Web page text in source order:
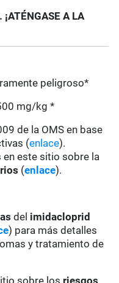
. ¡ATÉNGASE A LA
peligroso*
mg/kg *
de la OMS en base
(enlace).
en este sitio sobre la
(enlace).
del imidacloprid
) para más detalles
y tratamiento de